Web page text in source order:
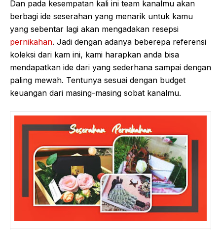
Dan pada kesempatan kali ini team kanalmu akan
berbagi ide seserahan yang menarik untuk kamu
yang sebentar lagi akan mengadakan resepsi
pernikahan. Jadi dengan adanya beberepa referensi
koleksi dari kam ini, kami harapkan anda bisa
mendapatkan ide dari yang sederhana sampai dengan
paling mewah. Tentunya sesuai dengan budget
keuangan dari masing-masing sobat kanalmu.